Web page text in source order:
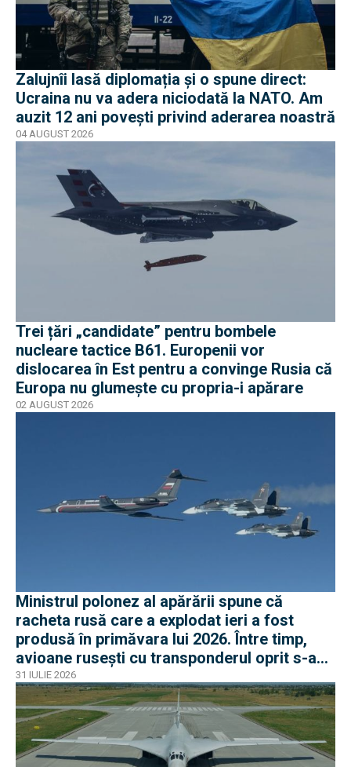
Zalujnîi lasă diplomația și o spune direct:
Ucraina nu va adera niciodată la NATO. Am
auzit 12 ani povești privind aderarea noastră
04 AUGUST 2026
Trei țări „candidate” pentru bombele
nucleare tactice B61. Europenii vor
dislocarea în Est pentru a convinge Rusia că
Europa nu glumește cu propria-i apărare
02 AUGUST 2026
Ministrul polonez al apărării spune că
racheta rusă care a explodat ieri a fost
produsă în primăvara lui 2026. Între timp,
avioane rusești cu transponderul oprit s-au
apropiat de frontiera Poloniei
31 IULIE 2026